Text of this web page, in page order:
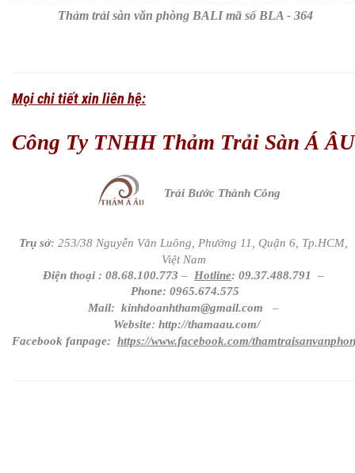
Thảm trải sàn văn phòng BALI mã số BLA - 364
Mọi chi tiết xin liên hệ:
Công Ty TNHH Thảm Trải Sàn Á ÂU
Trải Bước Thành Công
Trụ sở: 253/38 Nguyễn Văn Luông, Phường 11, Quận 6, Tp.HCM,
Việt Nam
Điện thoại : 08.68.100.773 – Hotline: 09.37.488.791
–
Phone: 0965.674.575
Mail: kinhdoanhtham@gmail.com
–
Website: http://thamaau.com/
Facebook fanpage: https://www.facebook.com/